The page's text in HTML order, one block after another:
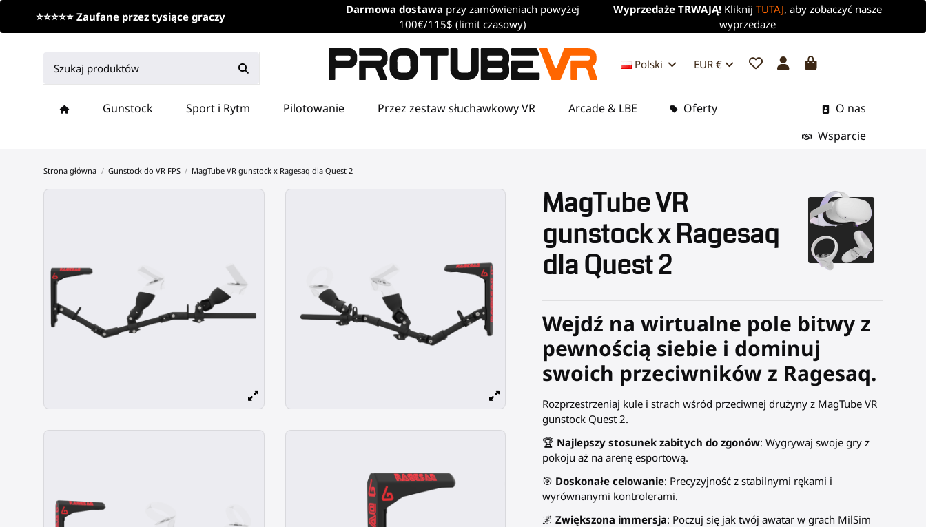
⭐⭐⭐⭐⭐ Zaufane przez tysiące graczy
Darmowa dostawa przy zamówieniach powyżej
100€/115$ (limit czasowy)
Wyprzedaże TRWAJĄ! KliknijTUTAJ, aby zobaczyć nasze
wyprzedaże
EUR €
Polski
Gunstock Sport i Rytm Pilotowanie Przez zestaw słuchawkowy VR Arcade & LBE Oferty
O nas
Wsparcie
Strona główna Gunstock do VR FPS MagTube VR gunstock x Ragesaq dla Quest 2
MagTube VR
gunstock x Ragesaq
dla Quest 2
Wejdź na wirtualne pole bitwy z
pewnością siebie i dominuj
swoich przeciwników z Ragesaq.
Rozprzestrzeniaj kule i strach wśród przeciwnej drużyny z MagTube VR
gunstock Quest 2.
🏆 Najlepszy stosunek zabitych do zgonów: Wygrywaj swoje gry z
pokoju aż na arenę esportową.
🎯 Doskonałe celowanie: Precyzyjność z stabilnymi rękami i
wyrównanymi kontrolerami.
🌌 Zwiększona immersja: Poczuj się jak twój awatar w grach MilSim